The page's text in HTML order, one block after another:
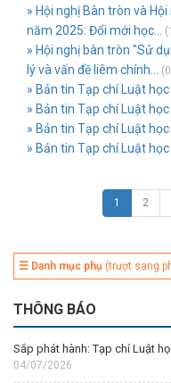
» Hội nghị Bàn tròn và
năm 2025: Đổi mới học...
» Hội nghị bàn tròn "Sử
lý và vấn đề liêm chính...
» Bản tin Tạp chí Luật
» Bản tin Tạp chí Luật
» Bản tin Tạp chí Luật
» Bản tin Tạp chí Luật
1 2
☰ Danh mục phụ (trượt sang
THÔNG BÁO
Sắp phát hành: Tạp chí Luật
04/07/2026